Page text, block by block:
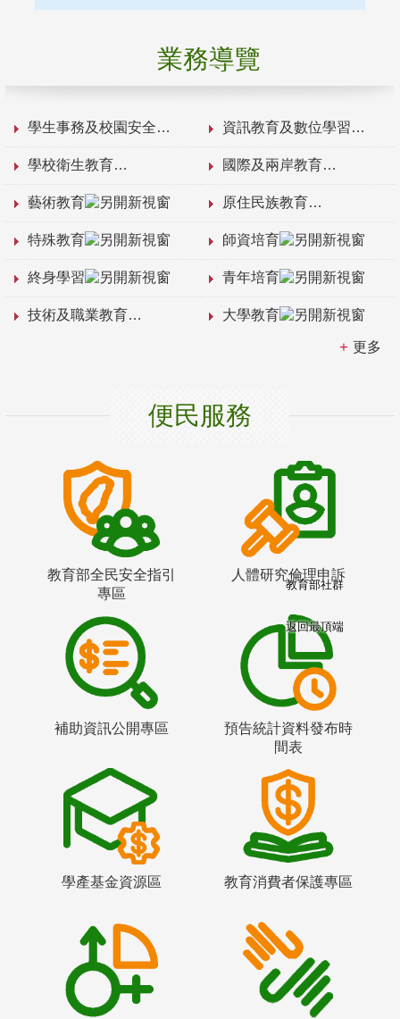
業務導覽
學生事務及校園安全 資訊教育及數位學習
學校衛生教育 國際及兩岸教育
藝術教育 原住民族教育
特殊教育 師資培育
終身學習 青年培育
技術及職業教育 大學教育
更多
便民服務
教育部全民安全指引
專區
人體研究倫理申訴
補助資訊公開專區
預告統計資料發布時
間表
學產基金資源區 教育消費者保護專區
教育部社群
返回最頂端